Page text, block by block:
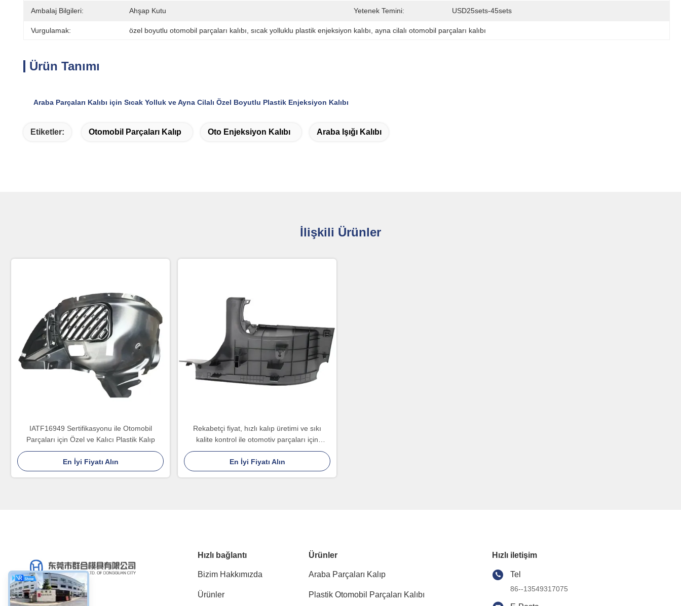
Ambalaj Bilgileri: Ahşap Kutu Yetenek Temini: USD25sets-45sets
Vurgulamak: özel boyutlu otomobil parçaları kalıbı sıcak yolluklu plastik enjeksiyon kalıbı ayna cilalı otomobil parçaları kalıbı
Ürün Tanımı
Araba Parçaları Kalıbı için Sıcak Yolluk ve Ayna Cilalı Özel Boyutlu Plastik Enjeksiyon Kalıbı
Etiketler: Otomobil Parçaları Kalıp Oto Enjeksiyon Kalıbı Araba Işığı Kalıbı
İlişkili Ürünler
IATF16949 Sertifikasyonu ile Otomobil
Parçaları için Özel ve Kalıcı Plastik Kalıp
En İyi Fiyatı Alın
Rekabetçi fiyat, hızlı kalıp üretimi ve sıkı
kalite kontrol ile otomotiv parçaları için
özelleştirilebilir plastik enjeksiyon kalıbı
En İyi Fiyatı Alın
Hızlı bağlantı
Bizim Hakkımızda
Ürünler
Ürünler
Araba Parçaları Kalıp
Plastik Otomobil Parçaları Kalıbı
Hızlı iletişim
Tel
86--13549317075